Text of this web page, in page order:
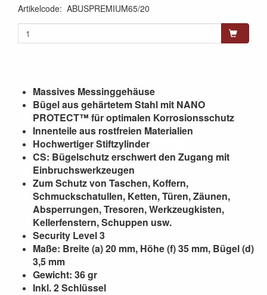
Artikelcode: ABUSPREMIUM65/20
Massives Messinggehäuse
Bügel aus gehärtetem Stahl mit NANO
PROTECT™ für optimalen Korrosionsschutz
Innenteile aus rostfreien Materialien
Hochwertiger Stiftzylinder
CS: Bügelschutz erschwert den Zugang mit
Einbruchswerkzeugen
Zum Schutz von Taschen, Koffern,
Schmuckschatullen, Ketten, Türen, Zäunen,
Absperrungen, Tresoren, Werkzeugkisten,
Kellerfenstern, Schuppen usw.
Security Level 3
Maße: Breite (a) 20 mm, Höhe (f) 35 mm, Bügel (d)
3,5 mm
Gewicht: 36 gr
Inkl. 2 Schlüssel